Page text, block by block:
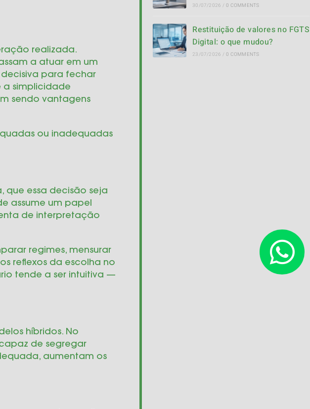
realizada.
a atuar em um
decisiva para fechar
a simplicidade
sendo vantagens
ou inadequadas
que essa decisão seja
assume um papel
de interpretação
regimes, mensurar
reflexos da escolha no
tende a ser intuitiva —
híbridos. No
de segregar
aumentam os
30/07/2026 / 0 COMMENTS
Restituição de valores no FGTS
Digital: o que mudou?
23/07/2026 / 0 COMMENTS